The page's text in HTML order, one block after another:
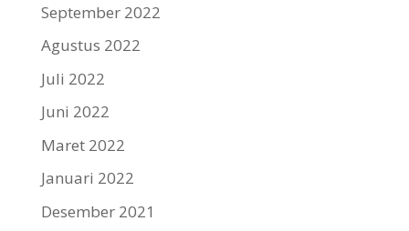
September 2022
Agustus 2022
Juli 2022
Juni 2022
Maret 2022
Januari 2022
Desember 2021